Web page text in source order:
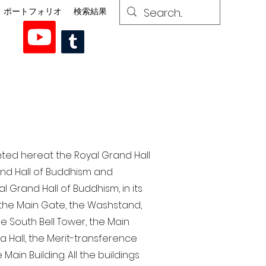
ポートフォリオ 検索結果
here at the Royal Grand Hall
Hall of Buddhism and
Hall of Buddhism, in its
Main Gate, the Washstand,
South Bell Tower, the Main
Hall, the Merit-transference
Building. All the buildings